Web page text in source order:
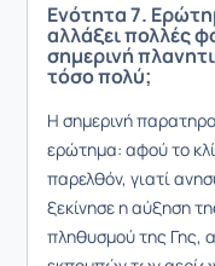
Ενότητα 7.
αλλάξει πολλές
σημερινή
τόσο πολύ;
Η σημερινή
ερώτημα: αφού το
παρελθόν, γιατί
ξεκίνησε η αύξηση
πληθυσμού της Γης,